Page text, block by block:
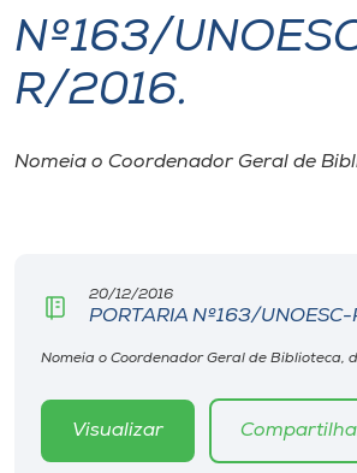
I.nova
Editora
Nº163/
R/2016.
Nomeia o Coordenador Geral de
20/12/2016
PORTARIA Nº163/
Nomeia o Coordenador Geral de Biblioteca,
Visualizar